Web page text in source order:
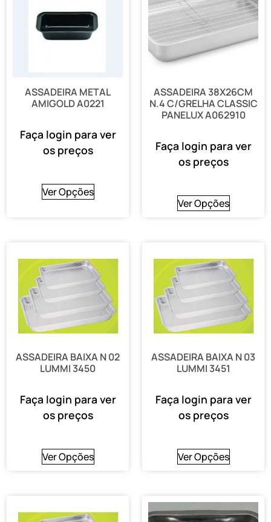
ASSADEIRA METAL
AMIGOLD A0221
Faça login para ver
os preços
Ver Opções
ASSADEIRA 38X26CM
N.4 C/GRELHA CLASSIC
PANELUX A062910
Faça login para ver
os preços
Ver Opções
ASSADEIRA BAIXA N 02
LUMMI 3450
Faça login para ver
os preços
Ver Opções
ASSADEIRA BAIXA N 03
LUMMI 3451
Faça login para ver
os preços
Ver Opções